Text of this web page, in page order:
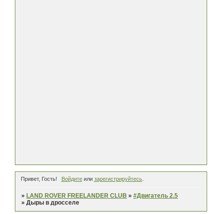
Привет, Гость! Войдитеили зарегистрируйтесь.
» LAND ROVER FREELANDER CLUB »#Двигатель 2.5
»Дыры в дросселе